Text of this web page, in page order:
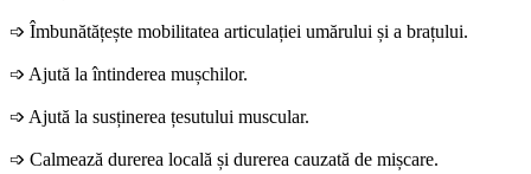
➩ Îmbunătățește mobilitatea articulației umărului și a brațului.
➩ Ajută la întinderea mușchilor.
➩ Ajută la susținerea țesutului muscular.
➩ Calmează durerea locală și durerea cauzată de mișcare.